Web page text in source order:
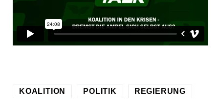
KOALITION POLITIK REGIERUNG